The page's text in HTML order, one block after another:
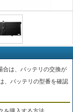
合は、バッテリの交換が
、バッテリの型番を確認